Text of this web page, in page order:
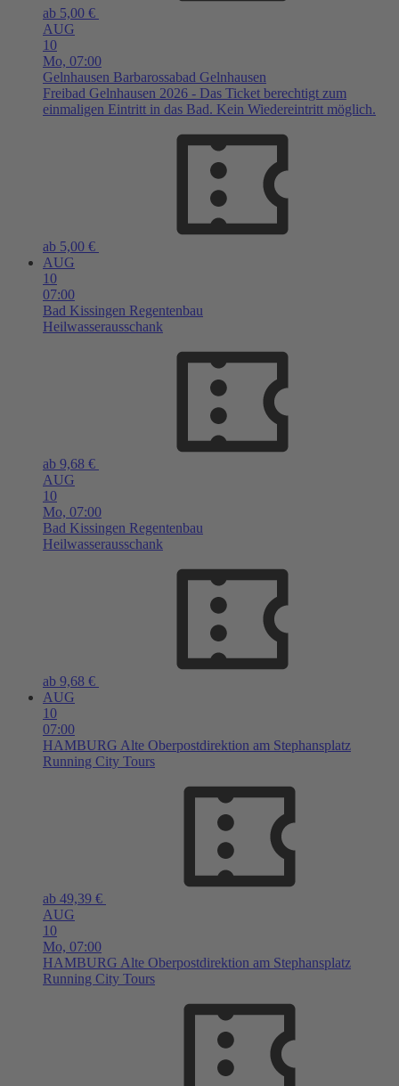
ab 5,00 €
AUG
10
Mo, 07:00
Gelnhausen Barbarossabad Gelnhausen
Freibad Gelnhausen 2026 - Das Ticket berechtigt zum
einmaligen Eintritt in das Bad. Kein Wiedereintritt möglich.
ab 5,00 €
AUG
10
07:00
Bad Kissingen Regentenbau
Heilwasserausschank
ab 9,68 €
AUG
10
Mo, 07:00
Bad Kissingen Regentenbau
Heilwasserausschank
ab 9,68 €
AUG
10
07:00
HAMBURG Alte Oberpostdirektion am Stephansplatz
Running City Tours
ab 49,39 €
AUG
10
Mo, 07:00
HAMBURG Alte Oberpostdirektion am Stephansplatz
Running City Tours